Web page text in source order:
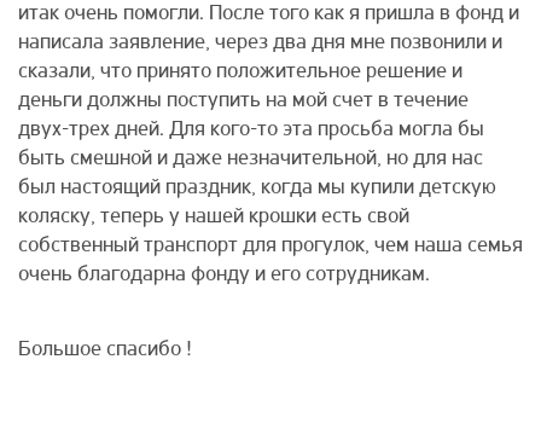
итак очень помогли. После того как я пришла в фонд и
написала заявление, через два дня мне позвонили и
сказали, что принято положительное решение и
деньги должны поступить на мой счет в течение
двух-трех дней. Для кого-то эта просьба могла бы
быть смешной и даже незначительной, но для нас
был настоящий праздник, когда мы купили детскую
коляску, теперь у нашей крошки есть свой
собственный транспорт для прогулок, чем наша семья
очень благодарна фонду и его сотрудникам.
Большое спасибо !